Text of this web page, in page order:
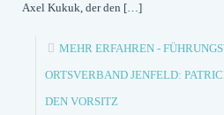
Axel Kukuk, der den […]
MEHR ERFAHREN -
ORTSVERBAND JENFELD:
DEN VORSITZ